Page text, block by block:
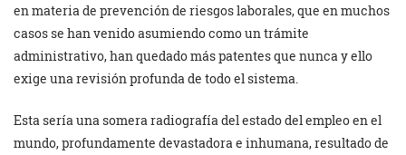
en materia de prevención de riesgos laborales, que en muchos
casos se han venido asumiendo como un trámite
administrativo, han quedado más patentes que nunca y ello
exige una revisión profunda de todo el sistema.
Esta sería una somera radiografía del estado del empleo en el
mundo, profundamente devastadora e inhumana, resultado de